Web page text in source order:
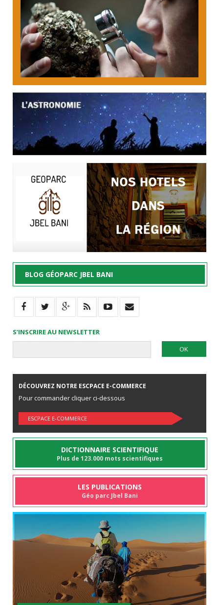
BLOG GÉOPARC JBEL BANI
S’INSCRIRE AU NEWSLETTER
DÉCOUVREZ NOTRE ESCPACE E-COMMERCE
Pour commander cliquer ci-dessous
ESCPACE E-COMMERCE
DICTIONNAIRE SCIENTIFIQUE
Plus de 123.000 mots scientifiques
LES PUBLICATIONS
Géo parc Jbel Bani